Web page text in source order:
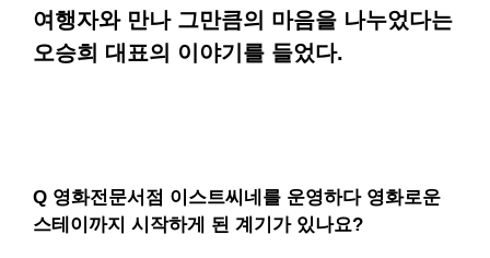
여행자와 만나 그만큼의 마음을 나누었다는
오승희 대표의 이야기를 들었다.
Q 영화전문서점 이스트씨네를 운영하다 영화로운
스테이까지 시작하게 된 계기가 있나요?